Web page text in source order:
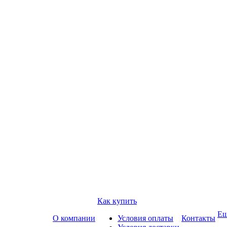
О компании
Как купить
Условия оплаты
Контакты